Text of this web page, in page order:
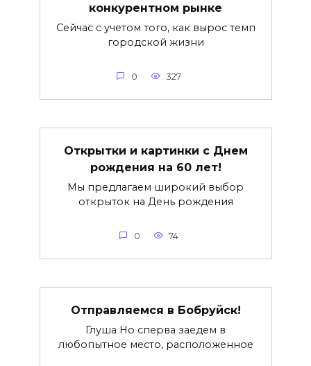
конкурентном рынке
Сейчас с учетом того, как вырос темп
городской жизни
0 327
Открытки и картинки с Днем
рождения на 60 лет!
Мы предлагаем широкий выбор
открыток на День рождения
0 74
Отправляемся в Бобруйск!
Глуша Но сперва заедем в
любопытное место, расположенное